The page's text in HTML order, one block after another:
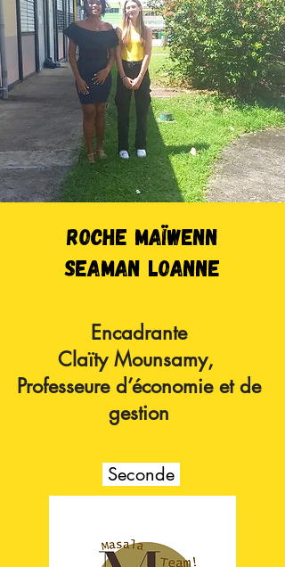
Roche Maïwenn
Seaman Loanne
Encadrante
Claïty Mounsamy,
Professeure d’économie et de
gestion
Seconde